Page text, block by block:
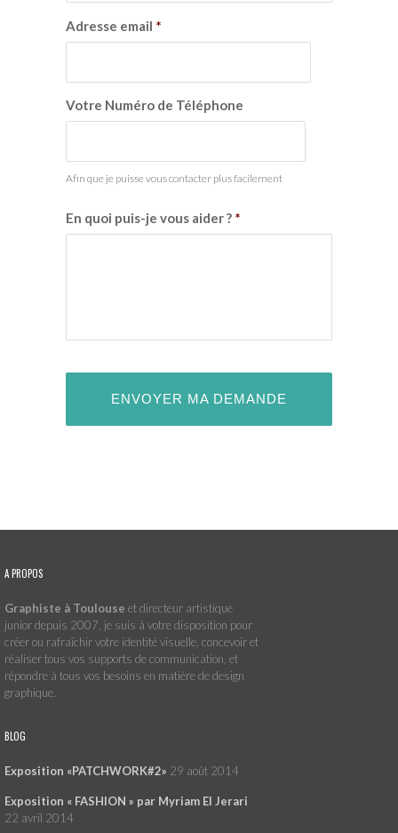
Adresse email *
Votre Numéro de Téléphone
Afin que je puisse vous contacter plus facilement
En quoi puis-je vous aider ? *
A PROPOS
Graphiste à Toulouse et directeur artistique
junior depuis 2007, je suis à votre disposition pour
créer ou rafraîchir votre identité visuelle, concevoir et
réaliser tous vos supports de communication, et
répondre à tous vos besoins en matière de design
graphique.
BLOG
Exposition «PATCHWORK#2» 29 août 2014
Exposition « FASHION » par Myriam El Jerari
22 avril 2014